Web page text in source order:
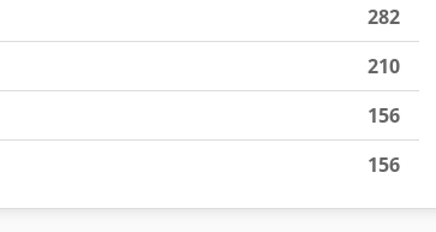
282
210
156
156